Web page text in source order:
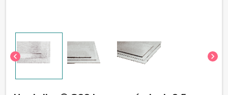
chevron_left chevron_right